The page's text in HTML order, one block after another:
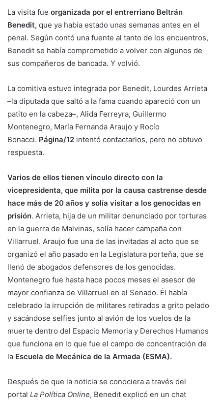
La visita fue organizada por el entrerriano Beltrán
Benedit, que ya había estado unas semanas antes en el
penal. Según contó una fuente al tanto de los encuentros,
Benedit se había comprometido a volver con algunos de
sus compañeros de bancada. Y volvió.
La comitiva estuvo integrada por Benedit, Lourdes Arrieta
–la diputada que saltó a la fama cuando apareció con un
patito en la cabeza–, Alida Ferreyra, Guillermo
Montenegro, María Fernanda Araujo y Rocío
Bonacci. Página/12 intentó contactarlos, pero no obtuvo
respuesta.
Varios de ellos tienen vínculo directo con la
vicepresidenta, que milita por la causa castrense desde
hace más de 20 años y solía visitar a los genocidas en
prisión. Arrieta, hija de un militar denunciado por torturas
en la guerra de Malvinas, solía hacer campaña con
Villarruel. Araujo fue una de las invitadas al acto que se
organizó el año pasado en la Legislatura porteña, que se
llenó de abogados defensores de los genocidas.
Montenegro fue hasta hace pocos meses el asesor de
mayor confianza de Villarruel en el Senado. Él había
celebrado la irrupción de militares retirados a grito pelado
y sacándose selfies junto al avión de los vuelos de la
muerte dentro del Espacio Memoria y Derechos Humanos
que funciona en lo que fue el campo de concentración de
la Escuela de Mecánica de la Armada (ESMA).
Después de que la noticia se conociera a través del
portal La Política Online, Benedit explicó en un chat